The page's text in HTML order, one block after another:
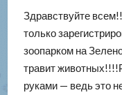
Здравствуйте
только
зоопарком на
травит
руками — ведь это